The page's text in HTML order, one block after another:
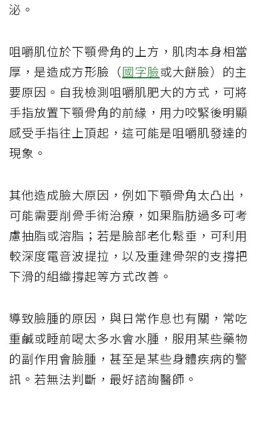
泌。
咀嚼肌位於下顎骨角的上方，肌肉本身相當
厚，是造成方形臉（國字臉或大餅臉）的主
要原因。自我檢測咀嚼肌肥大的方式，可將
手指放置下顎骨角的前緣，用力咬緊後明顯
感受手指往上頂起，這可能是咀嚼肌發達的
現象。
其他造成臉大原因，例如下顎骨角太凸出，
可能需要削骨手術治療，如果脂肪過多可考
慮抽脂或溶脂；若是臉部老化鬆垂，可利用
較深度電音波提拉，以及重建骨架的支撐把
下滑的組織撐起等方式改善。
導致臉腫的原因，與日常作息也有關，常吃
重鹹或睡前喝太多水會水腫，服用某些藥物
的副作用會臉腫，甚至是某些身體疾病的警
訊。若無法判斷，最好諮詢醫師。